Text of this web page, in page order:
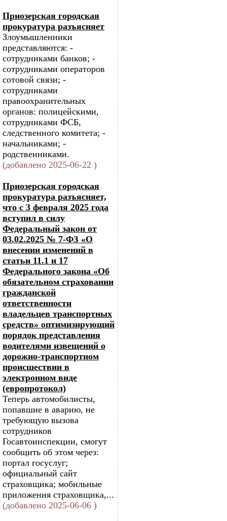
Приозерская городская
прокуратура разъясняет
Злоумышленники
представляются: -
сотрудниками банков; -
сотрудниками операторов
сотовой связи; -
сотрудниками
правоохранительных
органов: полицейскими,
сотрудниками ФСБ,
следственного комитета; -
начальниками; -
родственниками.
(добавлено 2025-06-22 )
Приозерская городская
прокуратура разъясняет,
что с 3 февраля 2025 года
вступил в силу
Федеральный закон от
03.02.2025 № 7-ФЗ «О
внесении изменений в
статьи 11.1 и 17
Федерального закона «Об
обязательном страховании
гражданской
ответственности
владельцев транспортных
средств» оптимизирующий
порядок представления
водителями извещений о
дорожно-транспортном
происшествии в
электронном виде
(европротокол)
Теперь автомобилисты,
попавшие в аварию, не
требующую вызова
сотрудников
Госавтоинспекции, смогут
сообщить об этом через:
портал госуслуг;
официальный сайт
страховщика; мобильные
приложения страховщика,...
(добавлено 2025-06-06 )